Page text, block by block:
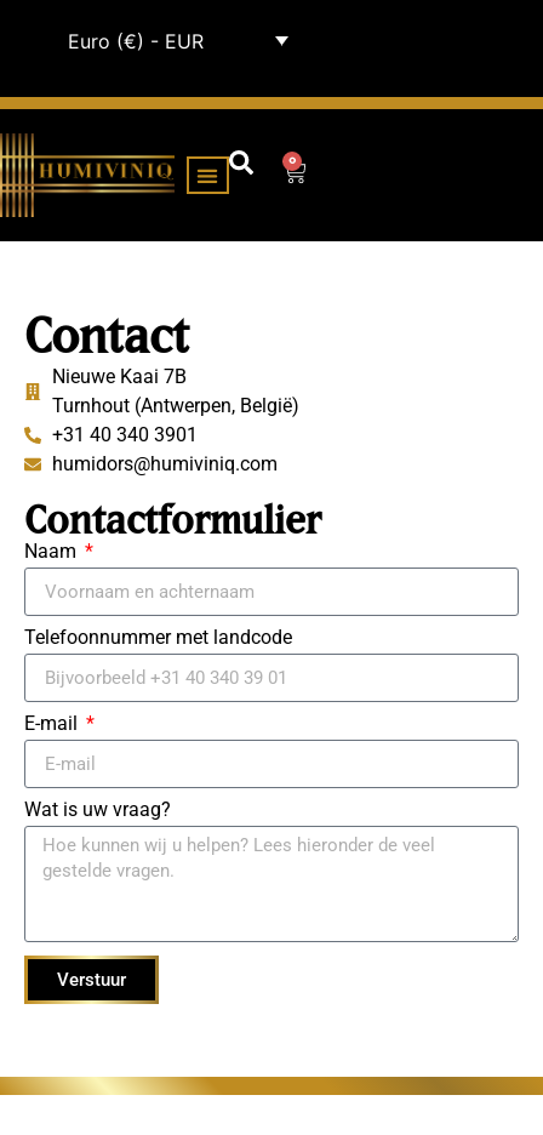
Euro (€) - EUR
0
Contact
Nieuwe Kaai 7B
Turnhout (Antwerpen, België)
+31 40 340 3901
humidors@humiviniq.com
Contactformulier
Naam
Telefoonnummer met landcode
E-mail
Wat is uw vraag?
Verstuur